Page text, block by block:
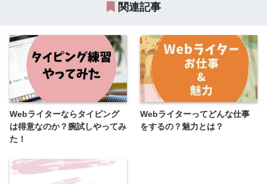
関連記事
Webライターならタイピング
は得意なのか？腕試しやってみ
た！
Webライターってどんな仕事
をするの？魅力とは？